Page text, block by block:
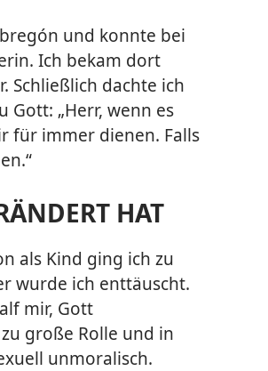
und konnte bei
Ich bekam dort
dachte ich
Gott: „Herr, wenn es
für immer dienen. Falls
HAT
als Kind ging ich zu
wurde ich enttäuscht.
mir, Gott
große Rolle und in
unmoralisch.